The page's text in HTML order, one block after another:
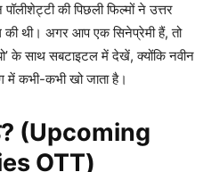
की पिछली फिल्मों ने उत्तर
की थी। अगर आप एक सिनेप्रेमी हैं, तो
के साथ सबटाइटल में देखें, क्योंकि नवीन
में कभी-कभी खो जाता है।
(Upcoming
OTT)